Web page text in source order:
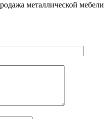
металлической мебели